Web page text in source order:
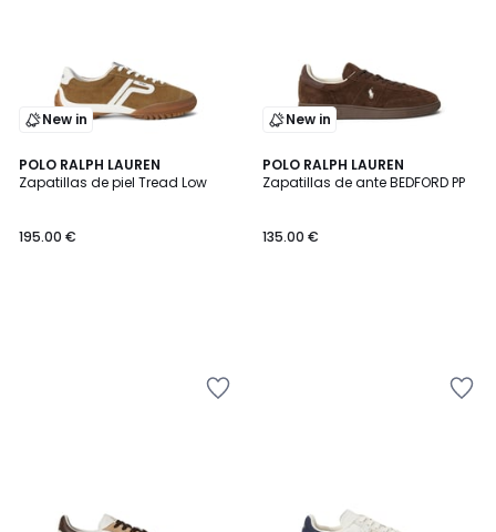
New in
POLO RALPH LAUREN
Zapatillas de piel Tread Low
195.00 €
New in
POLO RALPH LAUREN
Zapatillas de ante BEDFORD PP
135.00 €